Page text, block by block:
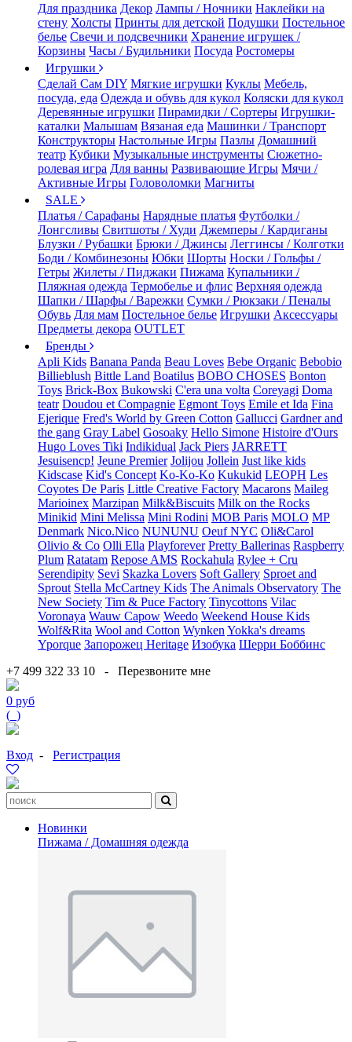
Для праздника Декор Лампы / Ночники Наклейки на
стену Холсты Принты для детской Подушки Постельное
белье Свечи и подсвечники Хранение игрушек /
Корзины Часы / Будильники Посуда Ростомеры
Игрушки
Сделай Сам DIY Мягкие игрушки Куклы Мебель,
посуда, еда Одежда и обувь для кукол Коляски для кукол
Деревянные игрушки Пирамидки / Сортеры Игрушки-
каталки Малышам Вязаная еда Машинки / Транспорт
Конструкторы Настольные Игры Пазлы Домашний
театр Кубики Музыкальные инструменты Сюжетно-
ролевая игра Для ванны Развивающие Игры Мячи /
Активные Игры Головоломки Магниты
SALE
Платья / Сарафаны Нарядные платья Футболки /
Лонгсливы Свитшоты / Худи Джемперы / Кардиганы
Блузки / Рубашки Брюки / Джинсы Леггинсы / Колготки
Боди / Комбинезоны Юбки Шорты Носки / Гольфы /
Гетры Жилеты / Пиджаки Пижама Купальники /
Пляжная одежда Термобелье и флис Верхняя одежда
Шапки / Шарфы / Варежки Сумки / Рюкзаки / Пеналы
Обувь Для мам Постельное белье Игрушки Аксессуары
Предметы декора OUTLET
Бренды
Apli Kids Banana Panda Beau Loves Bebe Organic Bebobio
Billieblush Bittle Land Boatilus BOBO CHOSES Bonton
Toys Brick-Box Bukowski C'era una volta Coreyagi Doma
teatr Doudou et Compagnie Egmont Toys Emile et Ida Fina
Ejerique Fred's World by Green Cotton Gallucci Gardner and
the gang Gray Label Gosoaky Hello Simone Histoire d'Ours
Hugo Loves Tiki Indikidual Jack Piers JARRETT
Jesuisencp! Jeune Premier Jolijou Jollein Just like kids
Kidscase Kid's Concept Ko-Ko-Ko Kukukid LEOPH Les
Coyotes De Paris Little Creative Factory Macarons Maileg
Marioinex Marzipan Milk&Biscuits Milk on the Rocks
Minikid Mini Melissa Mini Rodini MOB Paris MOLO MP
Denmark Nico.Nico NUNUNU Oeuf NYC Oli&Carol
Olivio & Co Olli Ella Playforever Pretty Ballerinas Raspberry
Plum Ratatam Repose AMS Rockahula Rylee + Cru
Serendipity Sevi Skazka Lovers Soft Gallery Sproet and
Sprout Stella McCartney Kids The Animals Observatory The
New Society Tim & Puce Factory Tinycottons Vilac
Voronaya Wauw Capow Weedo Weekend House Kids
Wolf&Rita Wool and Cotton Wynken Yokka's dreams
Yporque Запорожец Heritage Изобука Шерри Боббинс
+7 499 322 33 10 - Перезвоните мне
0 руб
( )
Вход - Регистрация
Новинки
Пижама / Домашняя одежда